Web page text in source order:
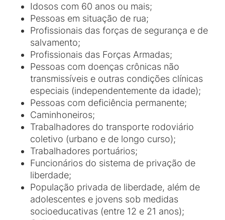
Idosos com 60 anos ou mais;
Pessoas em situação de rua;
Profissionais das forças de segurança e de
salvamento;
Profissionais das Forças Armadas;
Pessoas com doenças crônicas não
transmissíveis e outras condições clínicas
especiais (independentemente da idade);
Pessoas com deficiência permanente;
Caminhoneiros;
Trabalhadores do transporte rodoviário
coletivo (urbano e de longo curso);
Trabalhadores portuários;
Funcionários do sistema de privação de
liberdade;
População privada de liberdade, além de
adolescentes e jovens sob medidas
socioeducativas (entre 12 e 21 anos);